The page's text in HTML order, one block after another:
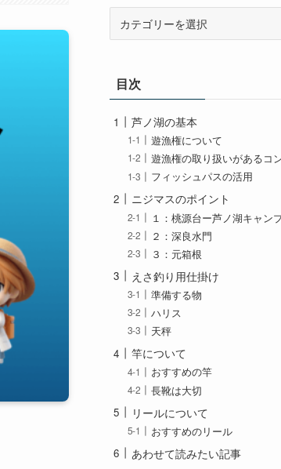
ー目次
芦ノ湖の基本
遊漁権について
遊漁権の取り扱いがあるコ
フィッシュパスの活用
ニジマスのポイント
１：桃源台ー芦ノ湖キャン
２：深良水門
３：元箱根
えさ釣り用仕掛け
準備する物
ハリス
天秤
竿について
おすすめの竿
長靴は大切
リールについて
おすすめのリール
あわせて読みたい記事